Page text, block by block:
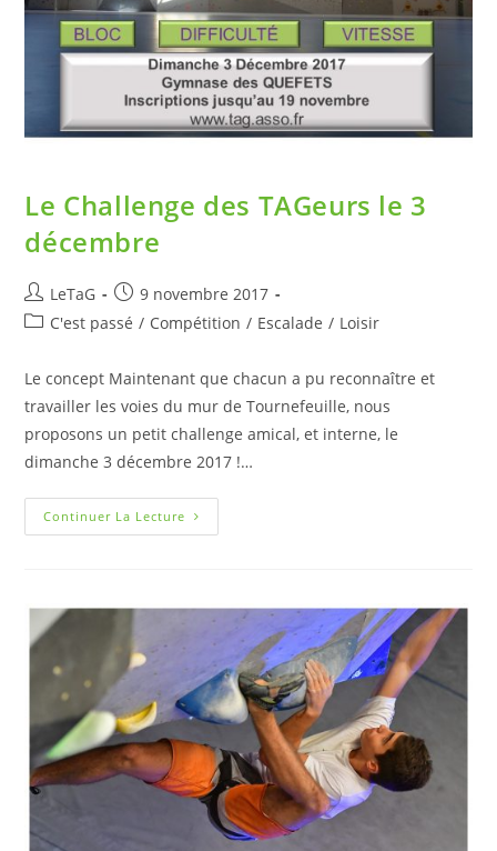
Le Challenge des TAGeurs le 3
décembre
LeTaG
9 novembre 2017
C'est passé / Compétition / Escalade / Loisir
Le concept Maintenant que chacun a pu reconnaître et
travailler les voies du mur de Tournefeuille, nous
proposons un petit challenge amical, et interne, le
dimanche 3 décembre 2017 !…
Continuer La Lecture